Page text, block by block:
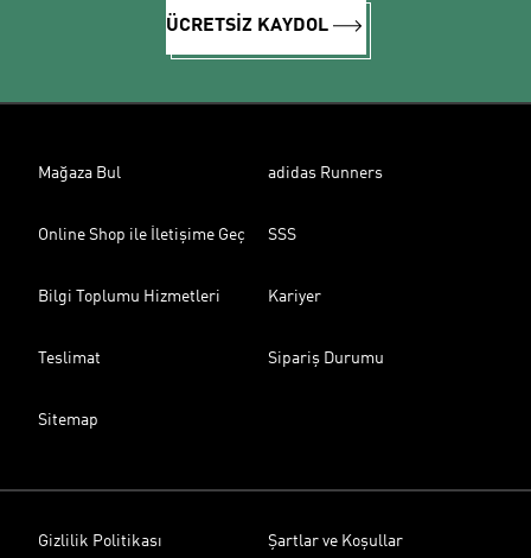
ÜCRETSİZ KAYDOL
Mağaza Bul adidas Runners
Online Shop ile İletişime Geç SSS
Bilgi Toplumu Hizmetleri Kariyer
Teslimat Sipariş Durumu
Sitemap
Gizlilik Politikası Şartlar ve Koşullar